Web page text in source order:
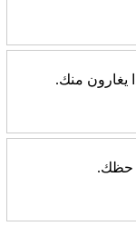
يغارون منك.
حظك.